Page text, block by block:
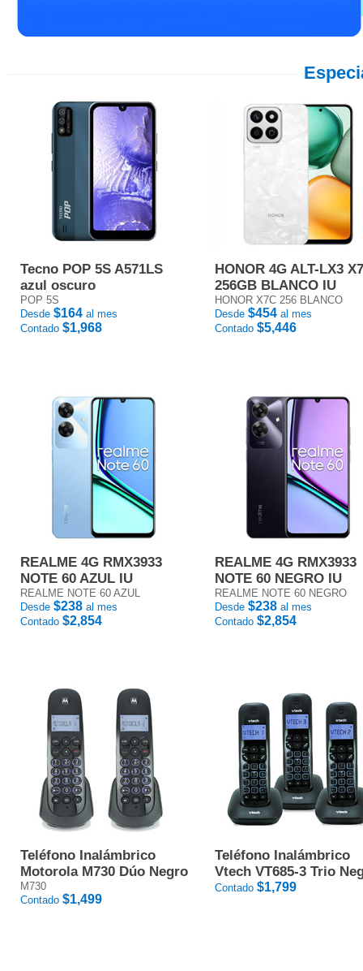
Tecno POP 5S A571LS
azul oscuro
POP 5S
Desde $164 al mes
Contado $1,968
HONOR 4G ALT-LX3
256GB BLANCO IU
HONOR X7C 256 BLANCO
Desde $454 al mes
Contado $5,446
REALME 4G RMX3933
NOTE 60 AZUL IU
REALME NOTE 60 AZUL
Desde $238 al mes
Contado $2,854
REALME 4G RMX3933
NOTE 60 NEGRO IU
REALME NOTE 60 NEGRO
Desde $238 al mes
Contado $2,854
Teléfono Inalámbrico
Motorola M730 Dúo Negro
M730
Contado $1,499
Teléfono Inalámbrico
Vtech VT685-3 Trio
Contado $1,799